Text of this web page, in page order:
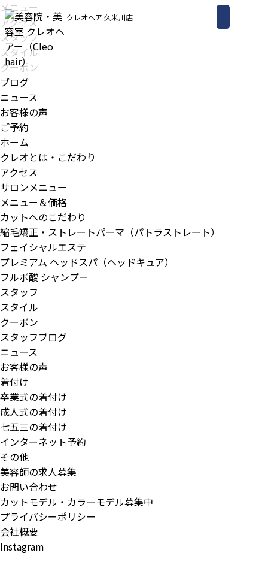
クレオヘア 久米川店
メニュー
アクセス
スタッフ
スタイル
クーポン
ブログ
ニュース
お客様の声
ご予約
ホーム
クレオとは・こだわり
アクセス
サロンメニュー
メニュー＆価格
カットへのこだわり
縮毛矯正・ストレートパーマ（パトラストレート）
フェイシャルエステ
プレミアム ヘッドスパ（ヘッドキュア）
フルボ酸 シャンプー
スタッフ
スタイル
クーポン
スタッフブログ
ニュース
お客様の声
着付け
卒業式の着付け
成人式の着付け
七五三の着付け
インターネット予約
その他
美容師の求人募集
お問い合わせ
カットモデル・カラーモデル募集中
プライバシーポリシー
会社概要
Instagram